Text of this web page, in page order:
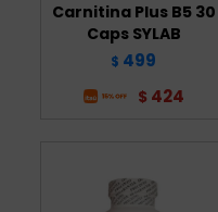
Carnitina Plus B5 30
Caps SYLAB
$ 499
$ 424